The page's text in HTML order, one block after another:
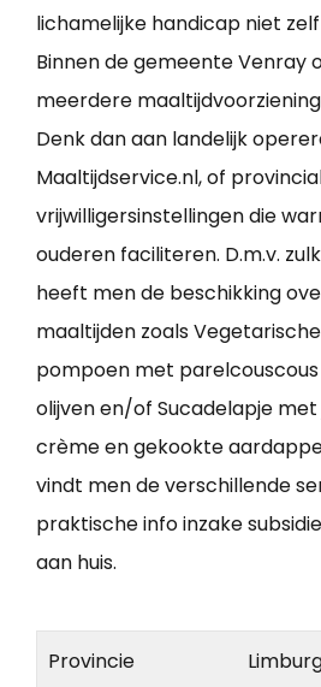
lichamelijke handicap niet
Binnen de gemeente Venray
meerdere
Denk dan aan landelijk
Maaltijdservice.nl, of
vrijwilligersinstellingen die
ouderen faciliteren. D.m.v.
heeft men de beschikking
maaltijden zoals
pompoen met
olijven en/of Sucadelapje met
crème en gekookte
vindt men de verschillende
praktische info inzake
aan huis.
Provincie